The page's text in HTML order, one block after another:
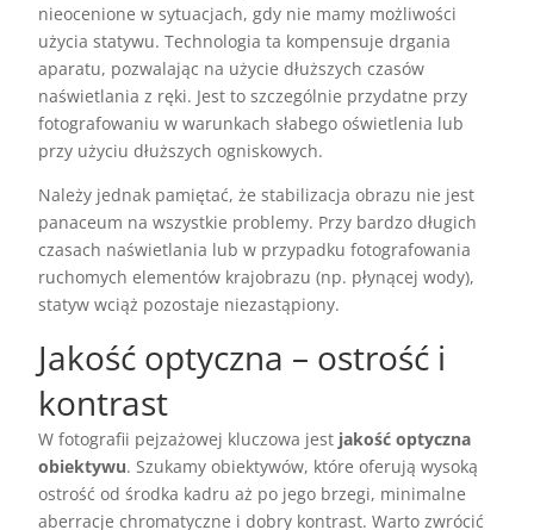
nieocenione w sytuacjach, gdy nie mamy możliwości
użycia statywu. Technologia ta kompensuje drgania
aparatu, pozwalając na użycie dłuższych czasów
naświetlania z ręki. Jest to szczególnie przydatne przy
fotografowaniu w warunkach słabego oświetlenia lub
przy użyciu dłuższych ogniskowych.
Należy jednak pamiętać, że stabilizacja obrazu nie jest
panaceum na wszystkie problemy. Przy bardzo długich
czasach naświetlania lub w przypadku fotografowania
ruchomych elementów krajobrazu (np. płynącej wody),
statyw wciąż pozostaje niezastąpiony.
Jakość optyczna – ostrość i
kontrast
W fotografii pejzażowej kluczowa jest jakość optyczna
obiektywu. Szukamy obiektywów, które oferują wysoką
ostrość od środka kadru aż po jego brzegi, minimalne
aberracje chromatyczne i dobry kontrast. Warto zwrócić